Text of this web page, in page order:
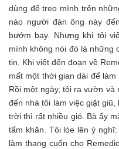
dùng để treo mình trên
nào người đàn ông này
bướm bay. Nhưng khi tôi
mình không nói đó là những
tin. Khi viết đến đoạn về
mất một thời gian dài để
Rồi một ngày, tôi ra vườn
đến nhà tôi làm việc giặt
trời thì rất nhiều gió. Bà ấy
tấm khăn. Tôi lóe lên ý
làm thang cuốn cho